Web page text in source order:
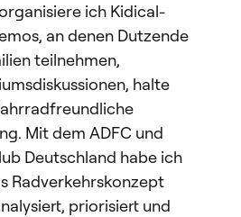
ich Kidical-
an denen Dutzende
teilnehmen,
halte
Mit dem ADFC und
Deutschland habe ich
Radverkehrskonzept
priorisiert und